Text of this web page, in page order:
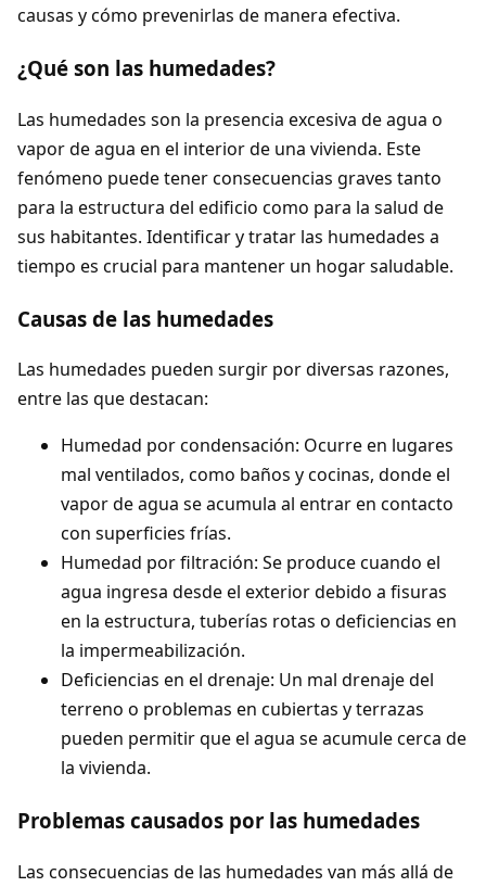
causas y cómo prevenirlas de manera efectiva.
¿Qué son las humedades?
Las humedades son la presencia excesiva de agua o
vapor de agua en el interior de una vivienda. Este
fenómeno puede tener consecuencias graves tanto
para la estructura del edificio como para la salud de
sus habitantes. Identificar y tratar las humedades a
tiempo es crucial para mantener un hogar saludable.
Causas de las humedades
Las humedades pueden surgir por diversas razones,
entre las que destacan:
Humedad por condensación: Ocurre en lugares
mal ventilados, como baños y cocinas, donde el
vapor de agua se acumula al entrar en contacto
con superficies frías.
Humedad por filtración: Se produce cuando el
agua ingresa desde el exterior debido a fisuras
en la estructura, tuberías rotas o deficiencias en
la impermeabilización.
Deficiencias en el drenaje: Un mal drenaje del
terreno o problemas en cubiertas y terrazas
pueden permitir que el agua se acumule cerca de
la vivienda.
Problemas causados por las humedades
Las consecuencias de las humedades van más allá de